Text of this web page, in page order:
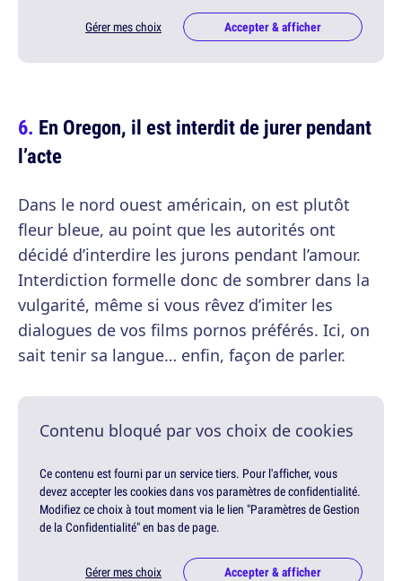
Gérer mes choix Accepter & afficher
En Oregon, il est interdit de jurer pendant
l’acte
Dans le nord ouest américain, on est plutôt
fleur bleue, au point que les autorités ont
décidé d’interdire les jurons pendant l’amour.
Interdiction formelle donc de sombrer dans la
vulgarité, même si vous rêvez d’imiter les
dialogues de vos films pornos préférés. Ici, on
sait tenir sa langue… enfin, façon de parler.
Contenu bloqué par vos choix de cookies
Ce contenu est fourni par un service tiers. Pour l'afficher, vous
devez accepter les cookies dans vos paramètres de confidentialité.
Modifiez ce choix à tout moment via le lien "Paramètres de Gestion
de la Confidentialité" en bas de page.
Gérer mes choix Accepter & afficher